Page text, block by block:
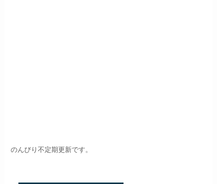
のんびり不定期更新です。